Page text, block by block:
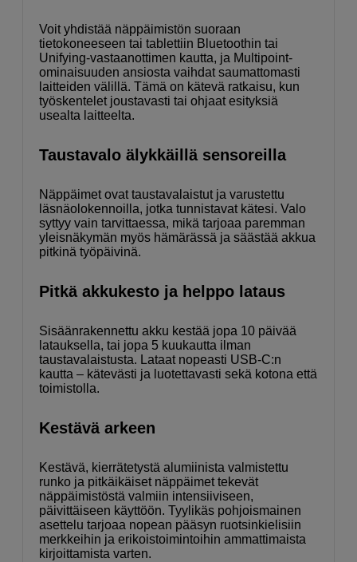
Voit yhdistää näppäimistön suoraan
tietokoneeseen tai tablettiin Bluetoothin tai
Unifying-vastaanottimen kautta, ja Multipoint-
ominaisuuden ansiosta vaihdat saumattomasti
laitteiden välillä. Tämä on kätevä ratkaisu, kun
työskentelet joustavasti tai ohjaat esityksiä
usealta laitteelta.
Taustavalo älykkäillä sensoreilla
Näppäimet ovat taustavalaistut ja varustettu
läsnäolokennoilla, jotka tunnistavat kätesi. Valo
syttyy vain tarvittaessa, mikä tarjoaa paremman
yleisnäkymän myös hämärässä ja säästää akkua
pitkinä työpäivinä.
Pitkä akkukesto ja helppo lataus
Sisäänrakennettu akku kestää jopa 10 päivää
latauksella, tai jopa 5 kuukautta ilman
taustavalaistusta. Lataat nopeasti USB-C:n
kautta – kätevästi ja luotettavasti sekä kotona että
toimistolla.
Kestävä arkeen
Kestävä, kierrätetystä alumiinista valmistettu
runko ja pitkäikäiset näppäimet tekevät
näppäimistöstä valmiin intensiiviseen,
päivittäiseen käyttöön. Tyylikäs pohjoismainen
asettelu tarjoaa nopean pääsyn ruotsinkielisiin
merkkeihin ja erikoistoimintoihin ammattimaista
kirjoittamista varten.